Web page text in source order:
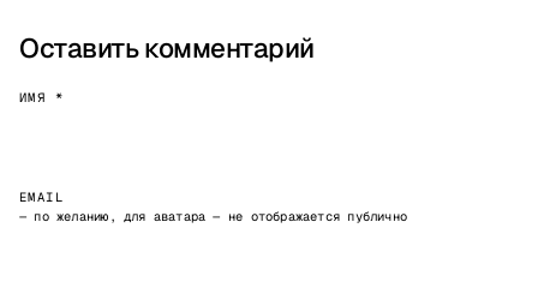
Оставить комментарий
ИМЯ *
EMAIL
— по желанию, для аватара — не отображается публично